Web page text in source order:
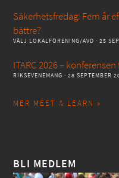
Säkerhetsfredag: Fem år
bättre?
VÄLJ LOKALFÖRENING/AVD · 25
ITARC 2026 –
RIKSEVENEMANG · 28 SEPTEMBER
MER MEET & LEARN »
BLI MEDLEM